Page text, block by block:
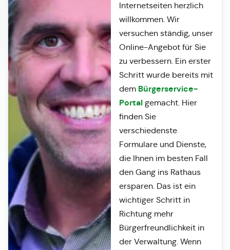
Internetseiten herzlich
willkommen. Wir
versuchen ständig, unser
Online-Angebot für Sie
zu verbessern. Ein erster
Schritt wurde bereits mit
dem Bürgerservice-
Portalgemacht. Hier
finden Sie
verschiedenste
Formulare und Dienste,
die Ihnen im besten Fall
den Gang ins Rathaus
ersparen. Das ist ein
wichtiger Schritt in
Richtung mehr
Bürgerfreundlichkeit in
der Verwaltung. Wenn